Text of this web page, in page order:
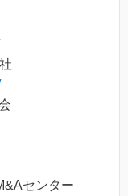
センター